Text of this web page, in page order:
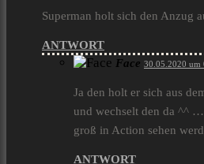
Superman holt sich den Anzug
ANTWORT
Face 30.05.2020 um
Ja den holt er sich aus
und wechselt den da ^^
groß in Action sehen
ANTWORT